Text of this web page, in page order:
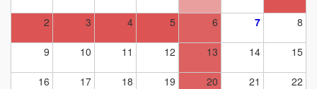
2 3 4 5 6 7 8
9 10 11 12 13 14 15
16 17 18 19 20 21 22